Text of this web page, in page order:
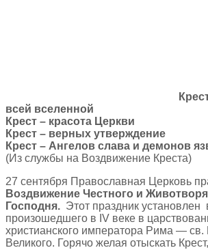
всей вселенной
Крест – красота Церкви
Крест – верных утверждение
Крест – Ангелов слава и демонов
(Из службы на Воздвижение Креста)
27 сентября Православная Церковь
Воздвижение Честного и
Господня. Этот праздник установлен
произошедшего в IV веке в
христианского императора Рима — св.
Великого. Горячо желая отыскать